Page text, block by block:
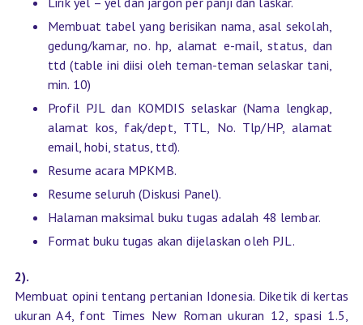
Membuat tabel yang berisikan nama, asal sekolah,
gedung/kamar, no. hp, alamat e-mail, status, dan
ttd (table ini diisi oleh teman-teman selaskar tani,
min. 10)
Profil PJL dan KOMDIS selaskar (Nama lengkap,
alamat kos, fak/dept, TTL, No. Tlp/HP, alamat
email, hobi, status, ttd).
Resume acara MPKMB.
Resume seluruh (Diskusi Panel).
Halaman maksimal buku tugas adalah 48 lembar.
Format buku tugas akan dijelaskan oleh PJL.
2).
Membuat opini tentang pertanian Idonesia. Diketik di kertas
ukuran A4, font Times New Roman ukuran 12, spasi 1.5,